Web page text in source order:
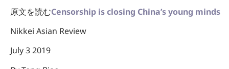
原文を読むCensorship is closing China’s young minds
Nikkei Asian Review
July 3 2019